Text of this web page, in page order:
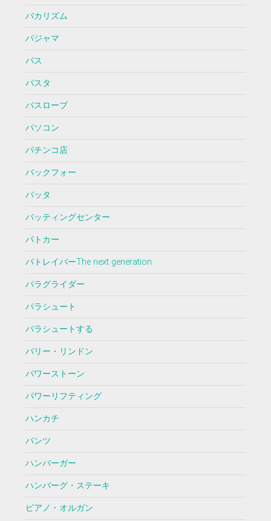
バカリズム
パジャマ
バス
パスタ
バスローブ
パソコン
パチンコ店
バックフォー
バッタ
バッティングセンター
パトカー
パトレイバーThe next generation
パラグライダー
パラシュート
パラシュートする
バリー・リンドン
パワーストーン
パワーリフティング
ハンカチ
パンツ
ハンバーガー
ハンバーグ・ステーキ
ピアノ・オルガン